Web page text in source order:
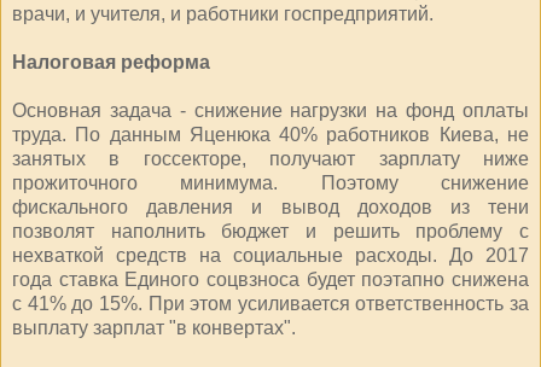
врачи, и учителя, и работники госпредприятий.
Налоговая реформа
Основная задача - снижение нагрузки на фонд оплаты
труда. По данным Яценюка 40% работников Киева, не
занятых в госсекторе, получают зарплату ниже
прожиточного минимума. Поэтому снижение
фискального давления и вывод доходов из тени
позволят наполнить бюджет и решить проблему с
нехваткой средств на социальные расходы. До 2017
года ставка Единого соцвзноса будет поэтапно снижена
с 41% до 15%. При этом усиливается ответственность за
выплату зарплат "в конвертах".